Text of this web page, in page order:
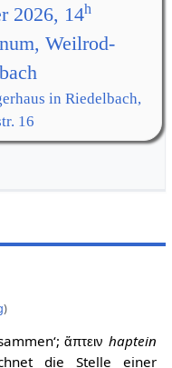
2026, 14h
Weilrod-
in Riedelbach,
16
)
ἅπτειν haptein
die Stelle einer